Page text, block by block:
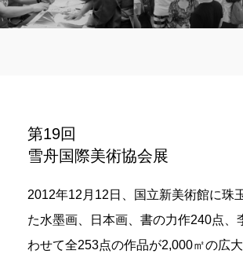
第19回
雪舟国際美術協会展
2012年12月12日、国立新美術館に珠
た水墨画、日本画、書の力作240点
わせて全253点の作品が2,000㎡の広